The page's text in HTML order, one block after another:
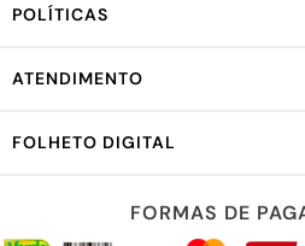
POLÍTICAS
ATENDIMENTO
FOLHETO DIGITAL
FORMAS DE